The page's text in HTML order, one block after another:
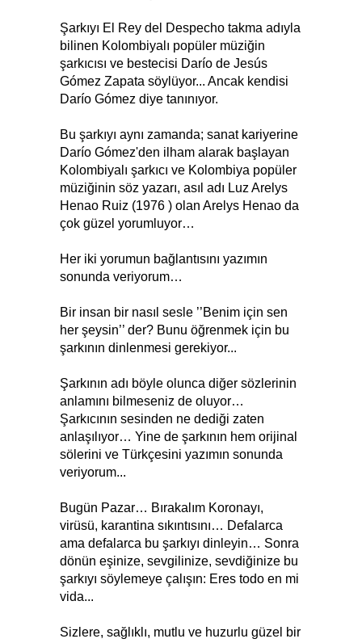
Şarkıyı El Rey del Despecho takma adıyla
bilinen Kolombiyalı popüler müziğin
şarkıcısı ve bestecisi Darío de Jesús
Gómez Zapata söylüyor... Ancak kendisi
Darío Gómez diye tanınıyor.
Bu şarkıyı aynı zamanda; sanat kariyerine
Darío Gómez'den ilham alarak başlayan
Kolombiyalı şarkıcı ve Kolombiya popüler
müziğinin söz yazarı, asıl adı Luz Arelys
Henao Ruiz (1976 ) olan Arelys Henao da
çok güzel yorumluyor…
Her iki yorumun bağlantısını yazımın
sonunda veriyorum…
Bir insan bir nasıl sesle ’’Benim için sen
her şeysin’’ der? Bunu öğrenmek için bu
şarkının dinlenmesi gerekiyor...
Şarkının adı böyle olunca diğer sözlerinin
anlamını bilmeseniz de oluyor…
Şarkıcının sesinden ne dediği zaten
anlaşılıyor… Yine de şarkının hem orijinal
sölerini ve Türkçesini yazımın sonunda
veriyorum...
Bugün Pazar… Bırakalım Koronayı,
virüsü, karantina sıkıntısını… Defalarca
ama defalarca bu şarkıyı dinleyin… Sonra
dönün eşinize, sevgilinize, sevdiğinize bu
şarkıyı söylemeye çalışın: Eres todo en mi
vida...
Sizlere, sağlıklı, mutlu ve huzurlu güzel bir